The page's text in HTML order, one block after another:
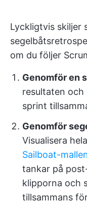
Lyckligtvis skiljer
om du följer
Genomför en
resultaten och
sprint
Genomför
Visualisera
Sailboat-
tankar på
klipporna och
tillsammans